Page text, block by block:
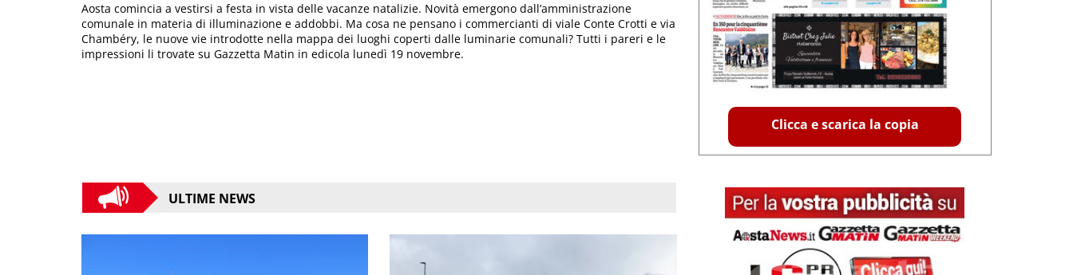
Aosta comincia a vestirsi a festa in vista delle vacanze natalizie. Novità emergono dall’amministrazione
comunale in materia di illuminazione e addobbi. Ma cosa ne pensano i commercianti di viale Conte Crotti e via
Chambéry, le nuove vie introdotte nella mappa dei luoghi coperti dalle luminarie comunali? Tutti i pareri e le
impressioni li trovate su Gazzetta Matin in edicola lunedì 19 novembre.
ULTIME NEWS
Clicca e scarica la copia